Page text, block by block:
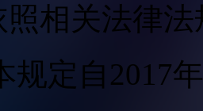
相关法律
规定自2017